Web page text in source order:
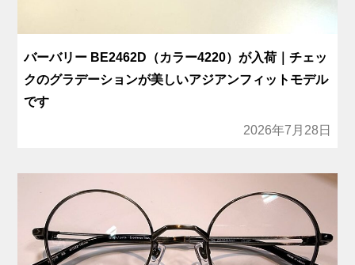
バーバリー BE2462D（カラー4220）が入荷｜チェッ
クのグラデーションが美しいアジアンフィットモデル
です
2026年7月28日